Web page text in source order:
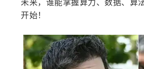
未来，谁能掌握算力、数据、算
开始！